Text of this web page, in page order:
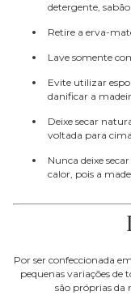
detergente,
Retire a erva-
Lave somente
Evite utilizar
danificar a
Deixe secar
voltada para cima.
Nunca deixe
calor, pois a
Por ser confeccionada em
pequenas variações de
são próprias da